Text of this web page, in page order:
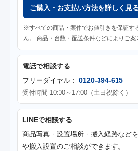
ご購入・お支払い方法を詳しく見る
※すべての商品・案件でお値引きを保証す
ん。 商品・台数・配送条件などによりご案
電話で相談する
フリーダイヤル： 0120-394-615
受付時間 10:00～17:00（土日祝除く）
LINEで相談する
商品写真・設置場所・搬入経路など
や搬入設置のご相談ができます。